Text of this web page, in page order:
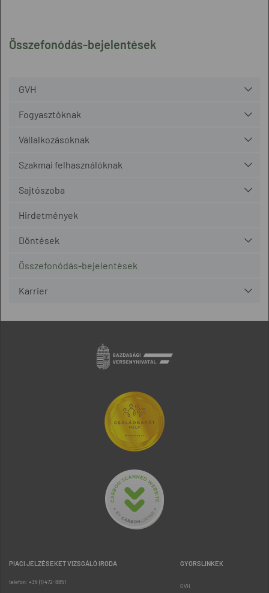
Összefonódás-bejelentések
GVH
Fogyasztóknak
Vállalkozásoknak
Szakmai felhasználóknak
Sajtószoba
Hirdetmények
Döntések
Összefonódás-bejelentések
Karrier
PIACI JELZÉSEKET VIZSGÁLÓ IRODA
telefon: +36 (1) 472-8851
GYORSLINKEK
GVH